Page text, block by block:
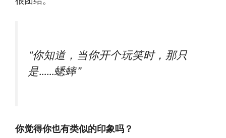
“你知道，当你开个玩笑时，那只
是……蟋蟀”
你觉得你也有类似的印象吗？